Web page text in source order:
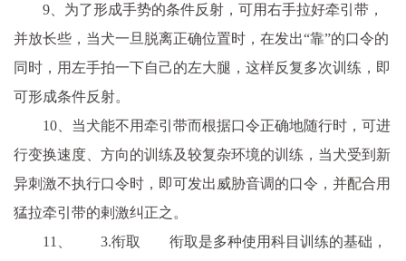
9、为了形成手势的条件反射，可用右手拉好牵引带，
并放长些，当犬一旦脱离正确位置时，在发出“靠”的口令的
同时，用左手拍一下自己的左大腿，这样反复多次训练，即
可形成条件反射。
10、当犬能不用牵引带而根据口令正确地随行时，可进
行变换速度、方向的训练及较复杂环境的训练，当犬受到新
异刺激不执行口令时，即可发出威胁音调的口令，并配合用
猛拉牵引带的剌激纠正之。
11、 3.衔取 衔取是多种使用科目训练的基础，